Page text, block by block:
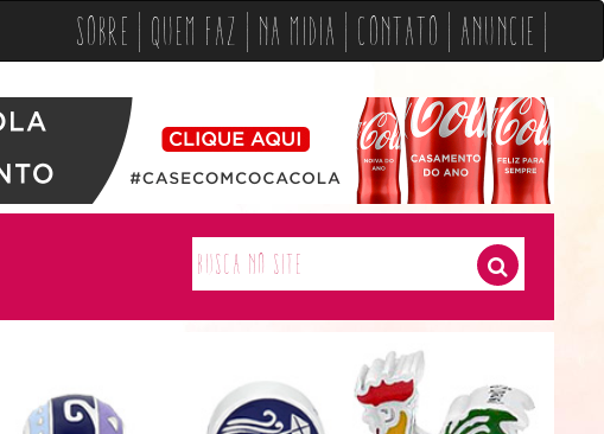
Sobre Quem Faz Na Midia Contato Anuncie